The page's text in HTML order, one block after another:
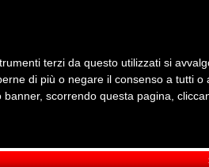
Company
Audio Video Energia Sicurezza e
terzi da questo utilizzati si
di più o negare il consenso a tutti o
banner, scorrendo questa pagina,